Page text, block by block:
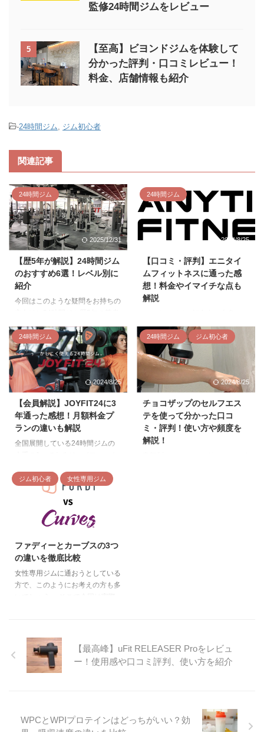
監修24時間ジムをレビュー
5
【至高】ビヨンドジムを体験して
分かった評判・口コミレビュー！
料金、店舗情報も紹介
-24時間ジム ジム初心者
関連記事
24時間ジム
2025/12/31
【歴5年が解説】24時間ジム
のおすすめ6選！レベル別に
紹介
今回はこのような疑問をお持ちの
が、正しい24時間ジムの選び方
とレベル別のおすすめジムを紹介
していきます。 以下のような経
歴をもつ専門家として、どこより
も詳しく解説するのでぜひ参考に
してください。 当記事の執筆者
ツジムKONAMIの元スタッフ 5店
舗以上の24時間ジムに通った24
時間ジムオタク 24時間ジムの選
び方 24時間ジムに入会する前の
の近さ パーソナルの有無 値段の
安さ ジ ...
24時間ジム
2024/8/25
【口コミ・評判】エニタイ
ムフィットネスに通った感
想！料金やイマイチな点も
解説
特に今人気のエニタイムフィット
ネスは非常に人気ですが、使い勝
手や雰囲気など実際はどうなので
しょうか。 本記事では実際にエ
ニタイムに通っている私が以下の
ポイントを解説します。 本記事
フィットネスができたけど通おう
か迷ってる…」と考えている人
は、ご参考にどうぞ。 本記事の
執筆者 エニタイムフィットネス
24時間ジム
2024/8/25
【会員解説】JOYFIT24に3
年通った感想！月額料金プ
ランの違いも解説
全国展開している24時間ジムの
疑問を抱える方向けに、ジョイフ
ィット24に過去3年ほど計5店舗
以上に通った経験をもつ筆者が感
想や料金プランについて解説して
いきます。 ジョイフィット24に
ィット24に実際に通って感じた
メリットを3つ紹介します。 全国
の店舗を自由に使える 単一店舗
のみを格安利用も可能 風呂・サ
24時間ジム ジム初心者
2024/8/25
チョコザップのセルフエス
テを使って分かった口コ
ミ・評判！使い方や頻度を
解説！
てみた感想 セルフエステの ...
ジム初心者 女性専用ジム
2026/4/16
ファディーとカーブスの3つ
の違いを徹底比較
女性専用ジムに通おうとしている
方で、このようにお考えの方も多
https://www.mich-fit.com/furdi/
【結論】ファディーとカーブスは
どっちがおすすめ？ 結論からま
40代女性 いち早くダイエットし
たい人 黙々と運動したい人 カー
【最高峰】uFit RELEASER Proをレビュ
ー！使用感や口コミ評判、使い方を紹介
WPCとWPIプロテインはどっちがいい？効